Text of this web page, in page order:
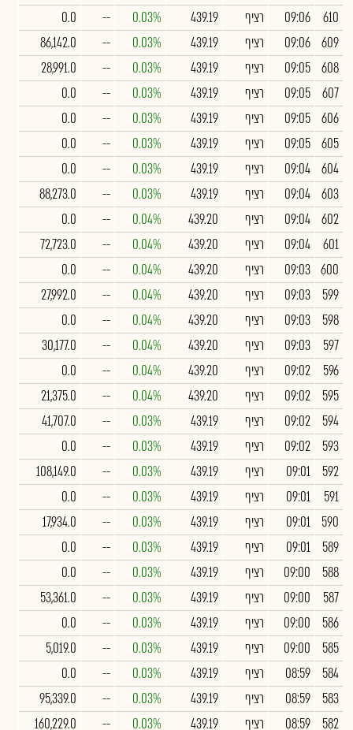
610
09:06 רציף 439.19
0.03%
--
0.0
609
09:06 רציף 439.19
0.03%
--
86,142.0
608
09:05 רציף 439.19
0.03%
--
28,991.0
607
09:05 רציף 439.19
0.03%
--
0.0
606
09:05 רציף 439.19
0.03%
--
0.0
605
09:05 רציף 439.19
0.03%
--
0.0
604
09:04 רציף 439.19
0.03%
--
0.0
603
09:04 רציף 439.19
0.03%
--
88,273.0
602
09:04 רציף 439.20
0.04%
--
0.0
601
09:04 רציף 439.20
0.04%
--
72,723.0
600
09:03 רציף 439.20
0.04%
--
0.0
599
09:03 רציף 439.20
0.04%
--
27,992.0
598
09:03 רציף 439.20
0.04%
--
0.0
597
09:03 רציף 439.20
0.04%
--
30,177.0
596
09:02 רציף 439.20
0.04%
--
0.0
595
09:02 רציף 439.20
0.04%
--
21,375.0
594
09:02 רציף 439.19
0.03%
--
41,707.0
593
09:02 רציף 439.19
0.03%
--
0.0
592
09:01 רציף 439.19
0.03%
--
108,149.0
591
09:01 רציף 439.19
0.03%
--
0.0
590
09:01 רציף 439.19
0.03%
--
17,934.0
589
09:01 רציף 439.19
0.03%
--
0.0
588
09:00 רציף 439.19
0.03%
--
0.0
587
09:00 רציף 439.19
0.03%
--
53,361.0
586
09:00 רציף 439.19
0.03%
--
0.0
585
09:00 רציף 439.19
0.03%
--
5,019.0
584
08:59 רציף 439.19
0.03%
--
0.0
583
08:59 רציף 439.19
0.03%
--
95,339.0
582
08:59 רציף 439.19
0.03%
--
160,229.0